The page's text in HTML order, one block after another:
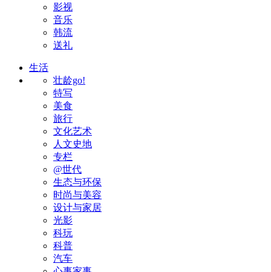
影视
音乐
韩流
送礼
生活
壮龄go!
特写
美食
旅行
文化艺术
人文史地
专栏
@世代
生态与环保
时尚与美容
设计与家居
光影
科玩
科普
汽车